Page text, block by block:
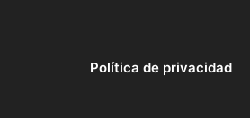
Política de privacidad